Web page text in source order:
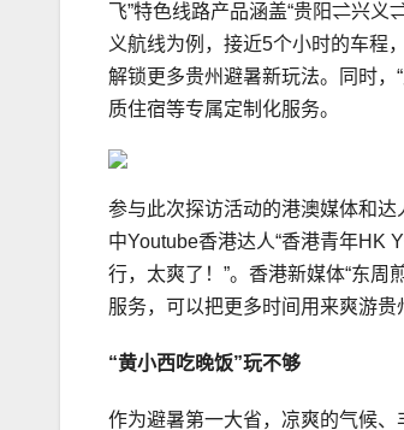
飞”特色线路产品涵盖“贵阳⇌兴
义航线为例，接近5个小时的车程
解锁更多贵州避暑新玩法。同时，
质住宿等专属定制化服务。
参与此次探访活动的港澳媒体和
中Youtube香港达人“香港青年HK
行，太爽了！”。香港新媒体“东周
服务，可以把更多时间用来爽游贵
“黄小西吃晚饭”玩不够
作为避暑第一大省，凉爽的气候